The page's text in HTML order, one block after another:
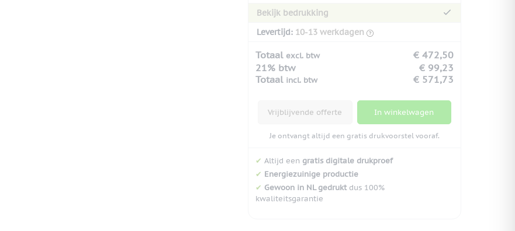
Bekijk bedrukking
Levertijd: 10-13 werkdagen
Totaal excl. btw
€ 472,50
21% btw
€ 99,23
Totaal incl. btw € 571,73
Vrijblijvende offerte In winkelwagen
Je ontvangt altijd een gratis drukvoorstel vooraf.
✔ Altijd een gratis digitale drukproef
✔ Energiezuinige productie
✔ Gewoon in NL gedruktdus 100%
kwaliteitsgarantie